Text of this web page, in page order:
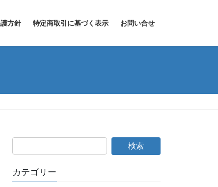
方針 特定商取引に基づく表示 お問い合せ
カテゴリー